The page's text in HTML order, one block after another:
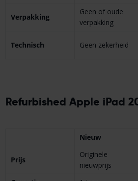
Verpakking
Geen of oude
verpakking
Technisch Geen zekerheid
Refurbished Apple iPad
Nieuw
Prijs
Originele
nieuwprijs